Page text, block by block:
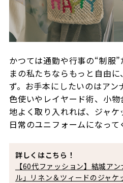
かつては通勤や行事の“制服
まの私たちならもっと自由
ず。お手本にしたいのはアン
色使いやレイヤード術、小
地よく取り入れれば、ジャ
日常のユニフォームになって
詳しくはこちら！
【60代ファッション】結城ア
ル」リネン＆ツィードのジャケ